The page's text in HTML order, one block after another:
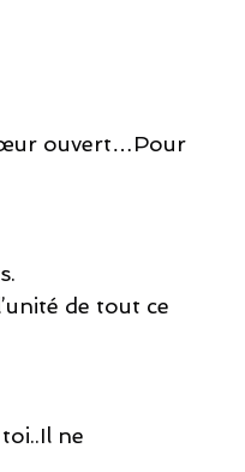
ouvert…Pour
de tout ce
ne